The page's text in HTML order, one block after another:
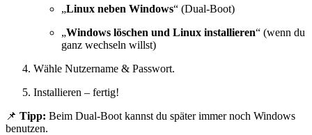
„Linux neben Windows“ (Dual-Boot)
„Windows löschen und Linux installieren“ (wenn du
ganz wechseln willst)
Wähle Nutzername & Passwort.
Installieren – fertig!
📌 Tipp: Beim Dual-Boot kannst du später immer noch Windows
benutzen.